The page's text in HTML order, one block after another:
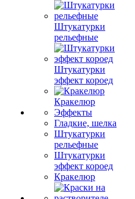
Штукатурки
рельефные
Штукатурки
эффект короед
Кракелюр
Эффекты
Гладкие, шелка
Штукатурки
рельефные
Штукатурки
эффект короед
Кракелюр